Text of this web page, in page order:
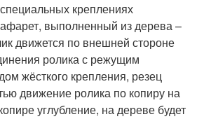
Координатно-
расточные станки
Зубофрезерные станки
креплениях
выполненный из дерева –
движется по внешней стороне
ролика с режущим
жёсткого крепления, резец
движение ролика по копиру на
углубление, на дереве будет